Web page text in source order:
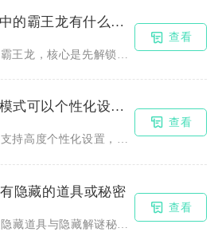
想要捉住疯狂动物园中的霸王龙有什么技巧吗
查看
金铲铲之战的自定义模式可以个性化设置吗
金铲铲之战的自定义模式支持高度个性化设置，玩家可从房间参数、...
查看
隐藏的道具或秘密
密室逃脱第19关存在多处隐藏道具与隐藏解谜秘密，这类隐藏内容...
查看